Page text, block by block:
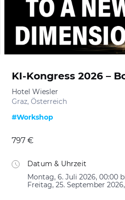
KI-Kongress 2026 –
Hotel Wiesler
Graz, Österreich
#Workshop
797 €
Datum & Uhrzeit
Montag, 6. Juli 2026, 00:00
Freitag, 25. September